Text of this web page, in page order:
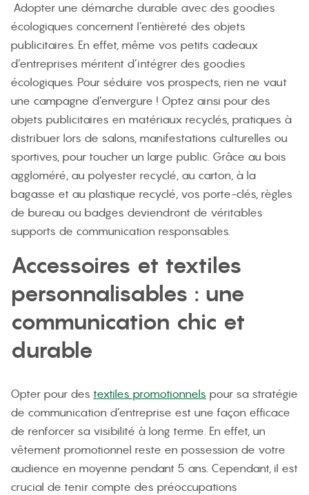
Adopter une démarche durable avec des goodies
écologiques concernent l’entièreté des objets
publicitaires. En effet, même vos petits cadeaux
d’entreprises méritent d’intégrer des goodies
écologiques. Pour séduire vos prospects, rien ne vaut
une campagne d’envergure ! Optez ainsi pour des
objets publicitaires en matériaux recyclés, pratiques à
distribuer lors de salons, manifestations culturelles ou
sportives, pour toucher un large public. Grâce au bois
aggloméré, au polyester recyclé, au carton, à la
bagasse et au plastique recyclé, vos porte-clés, règles
de bureau ou badges deviendront de véritables
supports de communication responsables.
Accessoires et textiles
personnalisables : une
communication chic et
durable
Opter pour des textiles promotionnels pour sa stratégie
de communication d’entreprise est une façon efficace
de renforcer sa visibilité à long terme. En effet, un
vêtement promotionnel reste en possession de votre
audience en moyenne pendant 5 ans. Cependant, il est
crucial de tenir compte des préoccupations